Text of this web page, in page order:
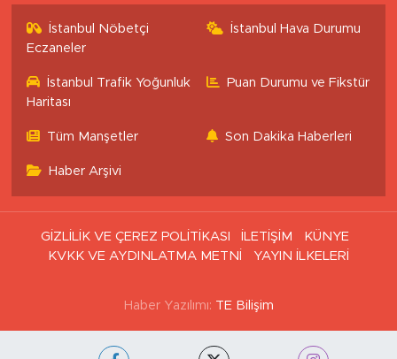
İstanbul Nöbetçi
Eczaneler
İstanbul Hava Durumu
İstanbul Trafik Yoğunluk
Haritası
Puan Durumu ve Fikstür
Tüm Manşetler Son Dakika Haberleri
Haber Arşivi
GİZLİLİK VE ÇEREZ POLİTİKASI İLETİŞİM
KÜNYE
KVKK VE AYDINLATMA METNİ
YAYIN İLKELERİ
Haber Yazılımı: TE Bilişim